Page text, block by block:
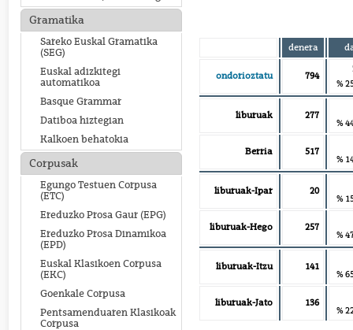
Gramatika
Sareko Euskal Gramatika
(SEG)
Euskal adizkitegi
automatikoa
Basque Grammar
Datiboa hiztegian
Kalkoen behatokia
Corpusak
Egungo Testuen Corpusa
(ETC)
Ereduzko Prosa Gaur (EPG)
Ereduzko Prosa Dinamikoa
(EPD)
Euskal Klasikoen Corpusa
(EKC)
Goenkale Corpusa
Pentsamenduaren Klasikoak
Corpusa
denera
ondorioztatu 794
%
liburuak 277
%
Berria 517
%
liburuak-Ipar 20
%
liburuak-Hego 257
%
liburuak-Itzu 141
%
liburuak-Jato 136
%